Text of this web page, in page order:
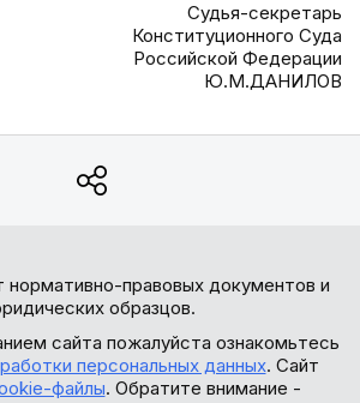
Судья-секретарь
Конституционного Суда
Российской Федерации
Ю.М.ДАНИЛОВ
правовых документов и
образцов.
сайта пожалуйста ознакомьтесь
персональных данных. Сайт
файлы. Обратите внимание -